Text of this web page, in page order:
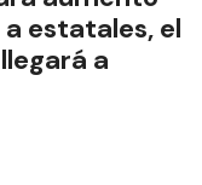
estatales, el
a